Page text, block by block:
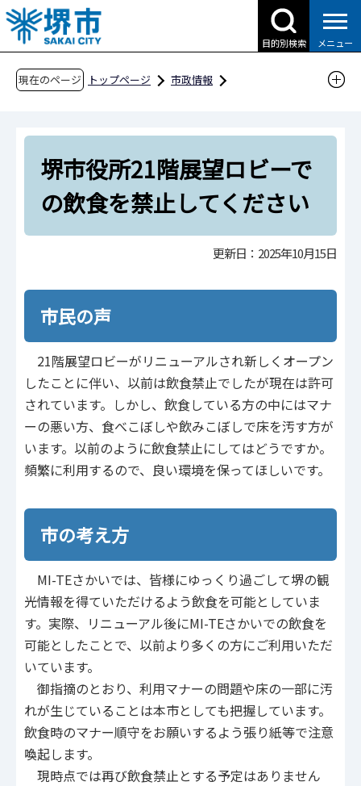
こ
の
ペ
目的別検索 メニュー
現在のページ トップページ
市政情報
市民の声
市民の声Q&A（令和7年度分）
令和7年10月15日更新
堺市役所21階展望ロビーでの飲食を禁止してく
ださい
堺市役所21階展望ロビーで
の飲食を禁止してください
更新日：2025年10月15日
市民の声
21階展望ロビーがリニューアルされ新しくオープン
したことに伴い、以前は飲食禁止でしたが現在は許可
されています。しかし、飲食している方の中にはマナ
ーの悪い方、食べこぼしや飲みこぼしで床を汚す方が
います。以前のように飲食禁止にしてはどうですか。
頻繁に利用するので、良い環境を保ってほしいです。
市の考え方
MI-TEさかいでは、皆様にゆっくり過ごして堺の観
光情報を得ていただけるよう飲食を可能としていま
す。実際、リニューアル後にMI-TEさかいでの飲食を
可能としたことで、以前より多くの方にご利用いただ
いています。
御指摘のとおり、利用マナーの問題や床の一部に汚
れが生じていることは本市としても把握しています。
飲食時のマナー順守をお願いするよう張り紙等で注意
喚起します。
現時点では再び飲食禁止とする予定はありません